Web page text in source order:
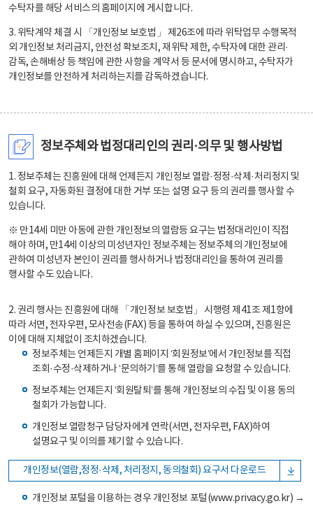
수탁자를 해당 서비스의 홈페이지에 게시합니다.
3. 위탁계약 체결 시 「개인정보 보호법」 제26조에 따라 위탁업무 수행목적
외 개인정보 처리금지, 안전성 확보조치, 재위탁 제한, 수탁자에 대한 관리·
감독, 손해배상 등 책임에 관한 사항을 계약서 등 문서에 명시하고, 수탁자가
개인정보를 안전하게 처리하는지를 감독하겠습니다.
정보주체와 법정대리인의 권리·의무 및 행사방법
1. 정보주체는 진흥원에 대해 언제든지 개인정보 열람·정정·삭제·처리정지 및
철회 요구, 자동화된 결정에 대한 거부 또는 설명 요구 등의 권리를 행사할 수
있습니다.
※ 만14세 미만 아동에 관한 개인정보의 열람등 요구는 법정대리인이 직접
해야 하며, 만14세 이상의 미성년자인 정보주체는 정보주체의 개인정보에
관하여 미성년자 본인이 권리를 행사하거나 법정대리인을 통하여 권리를
행사할 수도 있습니다.
2. 권리 행사는 진흥원에 대해 「개인정보 보호법」 시행령 제41조 제1항에
따라 서면, 전자우편, 모사전송(FAX) 등을 통하여 하실 수 있으며, 진흥원은
이에 대해 지체없이 조치하겠습니다.
정보주체는 언제든지 개별 홈페이지 ‘회원정보’에서 개인정보를 직접
조회·수정·삭제하거나 ‘문의하기’를 통해 열람을 요청할 수 있습니다.
정보주체는 언제든지 ‘회원탈퇴’를 통해 개인정보의 수집 및 이용 동의
철회가 가능합니다.
개인정보 열람청구 담당자에게 연락(서면, 전자우편, FAX)하여
설명요구 및 이의를 제기할 수 있습니다.
개인정보(열람,정정·삭제, 처리정지, 동의철회) 요구서 다운로드
개인정보 포털을 이용하는 경우 개인정보 포털(www.privacy.go.kr) →